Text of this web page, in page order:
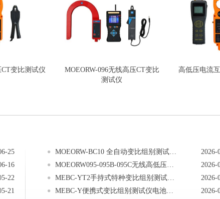
变比测试仪
MOEORW-096无线高压CT变比
测试仪
高低压电流
25
16
22
21
MOEORW-BC10 全自动变比组别测试仪注意事项
2026-
MOEORW095-095B-095C无线高低压变比测试仪测试准备
2026-
MEBC-YT2手持式特种变比组别测试仪注意事项
2026-
MEBC-Y便携式变比组别测试仪电池维护及充电
2026-